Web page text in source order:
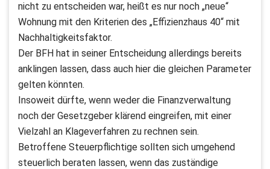
nicht zu entscheiden war, heißt es nur noch „neue“
Wohnung mit den Kriterien des „Effizienzhaus 40“ mit
Nachhaltigkeitsfaktor.
Der BFH hat in seiner Entscheidung allerdings bereits
anklingen lassen, dass auch hier die gleichen Parameter
gelten könnten.
Insoweit dürfte, wenn weder die Finanzverwaltung
noch der Gesetzgeber klärend eingreifen, mit einer
Vielzahl an Klageverfahren zu rechnen sein.
Betroffene Steuerpflichtige sollten sich umgehend
steuerlich beraten lassen, wenn das zuständige